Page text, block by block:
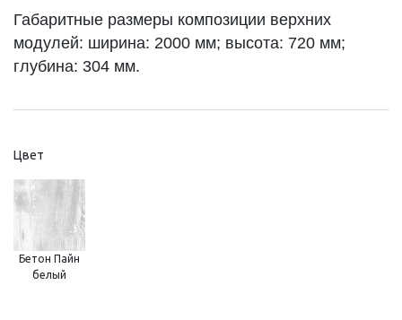
Габаритные размеры композиции верхних
модулей: ширина: 2000 мм; высота: 720 мм;
глубина: 304 мм.
Цвет
Бетон Пайн
белый